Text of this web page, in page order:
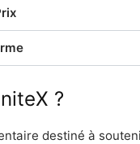
?
destiné à